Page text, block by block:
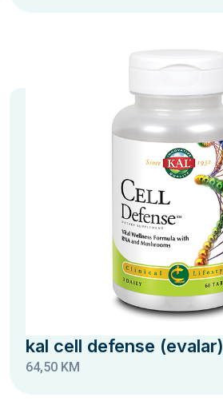
kal cell defense (evalar)
64,50 KM